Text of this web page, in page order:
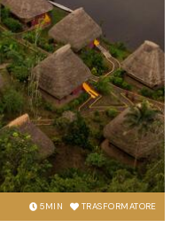
5MIN TRASFORMATORE